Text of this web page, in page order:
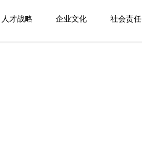
人才战略 企业文化 社会责任